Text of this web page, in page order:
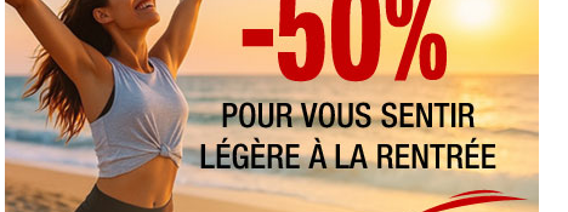
et en plus j'adord !!
(0) commentaires
aux membres d'Aujourdhui.com.
encliquant ici.
ARCHIVES